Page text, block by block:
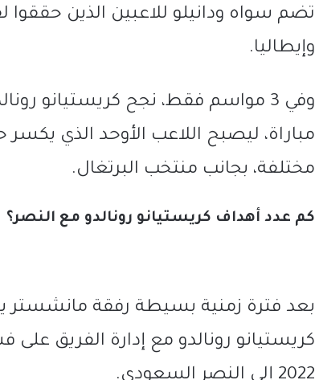
تضم سواه ودانيلو للاعبين الذين حققوا
وإيطاليا.
مختلفة، بجانب منتخب البرتغال.
كم عدد أهداف كريستيانو رونالدو مع النصر؟
بعد فترة زمنية بسيطة رفقة مانشستر
كريستيانو رونالدو مع إدارة الفريق
2022 إلى النصر السعودي.